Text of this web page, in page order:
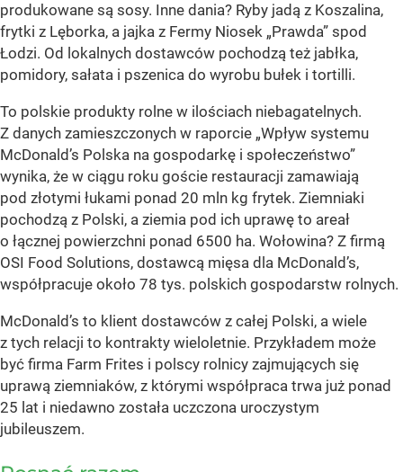
produkowane są sosy. Inne dania? Ryby jadą z Koszalina,
frytki z Lęborka, a jajka z Fermy Niosek „Prawda” spod
Łodzi. Od lokalnych dostawców pochodzą też jabłka,
pomidory, sałata i pszenica do wyrobu bułek i tortilli.
To polskie produkty rolne w ilościach niebagatelnych.
Z danych zamieszczonych w raporcie „Wpływ systemu
McDonald’s Polska na gospodarkę i społeczeństwo”
wynika, że w ciągu roku goście restauracji zamawiają
pod złotymi łukami ponad 20 mln kg frytek. Ziemniaki
pochodzą z Polski, a ziemia pod ich uprawę to areał
o łącznej powierzchni ponad 6500 ha. Wołowina? Z firmą
OSI Food Solutions, dostawcą mięsa dla McDonald’s,
współpracuje około 78 tys. polskich gospodarstw rolnych.
McDonald’s to klient dostawców z całej Polski, a wiele
z tych relacji to kontrakty wieloletnie. Przykładem może
być firma Farm Frites i polscy rolnicy zajmujących się
uprawą ziemniaków, z którymi współpraca trwa już ponad
25 lat i niedawno została uczczona uroczystym
jubileuszem.